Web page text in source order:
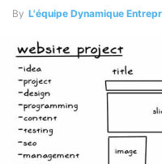
By L'équipe Dynamique